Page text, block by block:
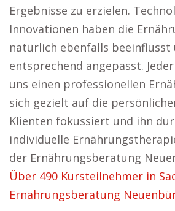
Ergebnisse zu erzielen.
Innovationen haben die
natürlich ebenfalls beeinflusst
entsprechend angepasst.
uns einen professionellen
sich gezielt auf die
Klienten fokussiert und ihn
individuelle
der Ernährungsberatung
Über 490 Kursteilnehmer in
Ernährungsberatung